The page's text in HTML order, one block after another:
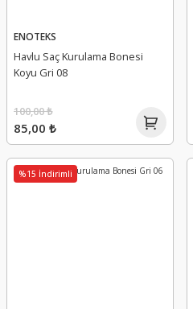
ENOTEKS
Havlu Saç Kurulama Bonesi
Koyu Gri 08
85,00 ₺
100,00 ₺
%15 İndirimli